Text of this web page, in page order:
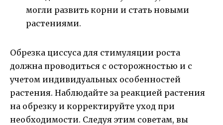
могли развить корни и стать новыми
растениями.
Обрезка циссуса для стимуляции роста
должна проводиться с осторожностью и с
учетом индивидуальных особенностей
растения. Наблюдайте за реакцией растения
на обрезку и корректируйте уход при
необходимости. Следуя этим советам, вы